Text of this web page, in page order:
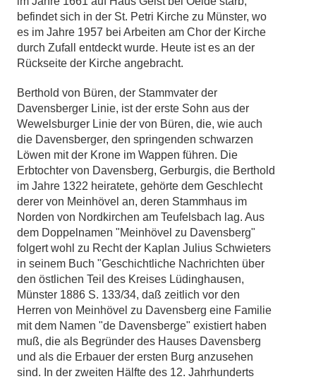
befindet sich in der St. Petri Kirche zu Münster, wo
es im Jahre 1957 bei Arbeiten am Chor der Kirche
durch Zufall entdeckt wurde. Heute ist es an der
Rückseite der Kirche angebracht.
Berthold von Büren, der Stammvater der
Davensberger Linie, ist der erste Sohn aus der
Wewelsburger Linie der von Büren, die, wie auch
die Davensberger, den springenden schwarzen
Löwen mit der Krone im Wappen führen. Die
Erbtochter von Davensberg, Gerburgis, die Berthold
im Jahre 1322 heiratete, gehörte dem Geschlecht
derer von Meinhövel an, deren Stammhaus im
Norden von Nordkirchen am Teufelsbach lag. Aus
dem Doppelnamen "Meinhövel zu Davensberg"
folgert wohl zu Recht der Kaplan Julius Schwieters
in seinem Buch "Geschichtliche Nachrichten über
den östlichen Teil des Kreises Lüdinghausen,
Münster 1886 S. 133/34, daß zeitlich vor den
Herren von Meinhövel zu Davensberg eine Familie
mit dem Namen "de Davensberge" existiert haben
muß, die als Begründer des Hauses Davensberg
und als die Erbauer der ersten Burg anzusehen
sind. In der zweiten Hälfte des 12. Jahrhunderts